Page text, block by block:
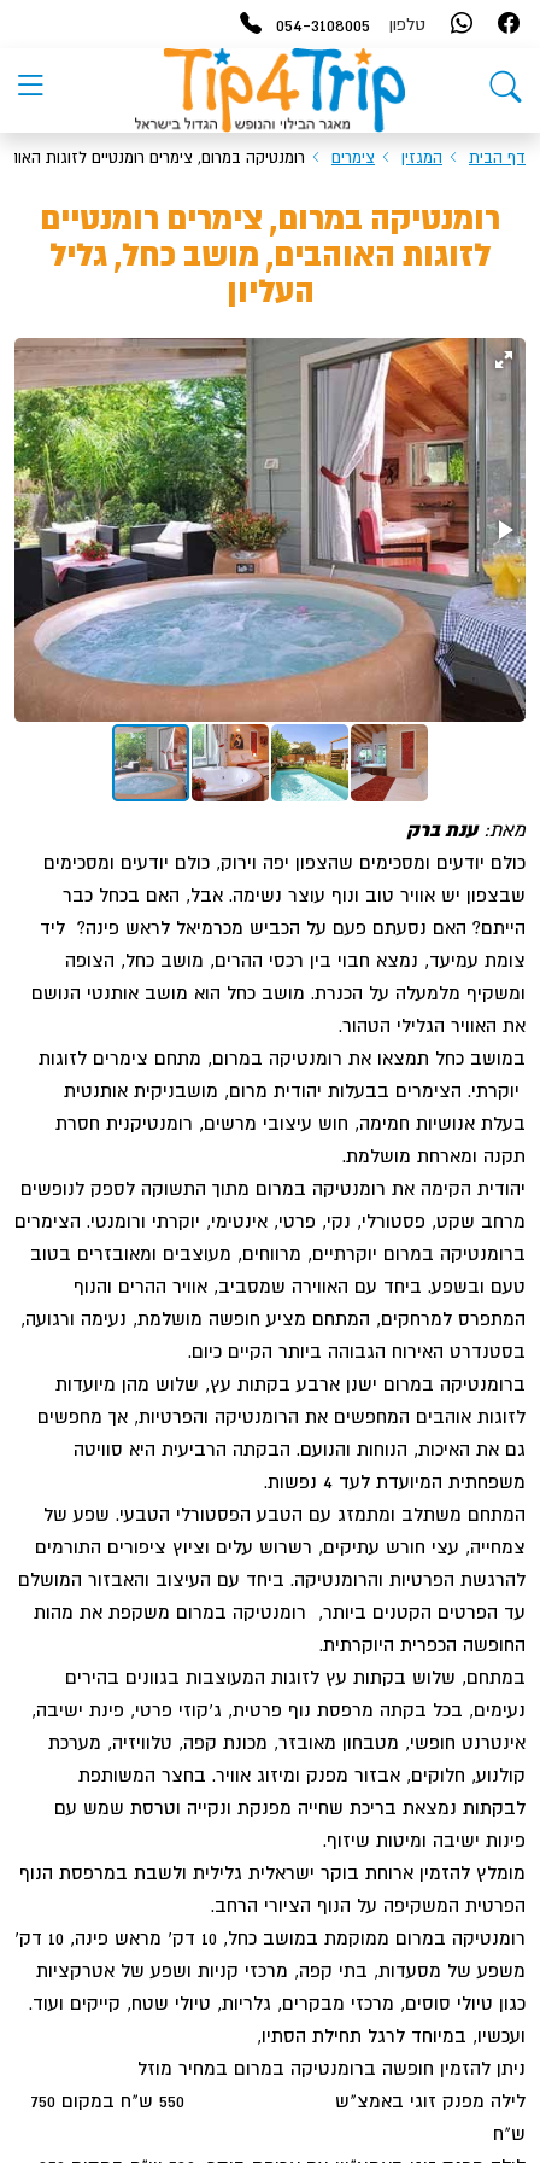
טלפון 054-3108005
דף הבית המגזין צימרים רומנטיקה במרום, צימרים רומנטיים לזוגות
רומנטיקה במרום, צימרים רומנטיים
לזוגות האוהבים, מושב כחל, גליל
העליון
מאת:ענת ברק
כולם יודעים ומסכימים שהצפון יפה וירוק, כולם יודעים ומסכימים
שבצפון יש אוויר טוב ונוף עוצר נשימה. אבל, האם בכחל כבר
הייתם? האם נסעתם פעם על הכביש מכרמיאל לראש פינה? ליד
צומת עמיעד, נמצא חבוי בין רכסי ההרים, מושב כחל, הצופה
ומשקיף מלמעלה על הכנרת. מושב כחל הוא מושב אותנטי הנושם
את האוויר הגלילי הטהור.
במושב כחל תמצאו את רומנטיקה במרום, מתחם צימרים לזוגות
יוקרתי. הצימרים בבעלות יהודית מרום, מושבניקית אותנטית
בעלת אנושיות חמימה, חוש עיצובי מרשים, רומנטיקנית חסרת
תקנה ומארחת מושלמת.
יהודית הקימה את רומנטיקה במרום מתוך התשוקה לספק לנופשים
מרחב שקט, פסטורלי, נקי, פרטי, אינטימי, יוקרתי ורומנטי. הצימרים
ברומנטיקה במרום יוקרתיים, מרווחים, מעוצבים ומאובזרים בטוב
טעם ובשפע. ביחד עם האווירה שמסביב, אוויר ההרים והנוף
המתפרס למרחקים, המתחם מציע חופשה מושלמת, נעימה ורגועה,
בסטנדרט האירוח הגבוהה ביותר הקיים כיום.
ברומנטיקה במרום ישנן ארבע בקתות עץ, שלוש מהן מיועדות
לזוגות אוהבים המחפשים את הרומנטיקה והפרטיות, אך מחפשים
גם את האיכות, הנוחות והנועם. הבקתה הרביעית היא סוויטה
משפחתית המיועדת לעד 4 נפשות.
המתחם משתלב ומתמזג עם הטבע הפסטורלי הטבעי. שפע של
צמחייה, עצי חורש עתיקים, רשרוש עלים וציוץ ציפורים התורמים
להרגשת הפרטיות והרומנטיקה. ביחד עם העיצוב והאבזור המושלם
עד הפרטים הקטנים ביותר, רומנטיקה במרום משקפת את מהות
החופשה הכפרית היוקרתית.
במתחם, שלוש בקתות עץ לזוגות המעוצבות בגוונים בהירים
נעימים, בכל בקתה מרפסת נוף פרטית, ג'קוזי פרטי, פינת ישיבה,
אינטרנט חופשי, מטבחון מאובזר, מכונת קפה, טלוויזיה, מערכת
קולנוע, חלוקים, אבזור מפנק ומיזוג אוויר. בחצר המשותפת
לבקתות נמצאת בריכת שחייה מפנקת ונקייה וטרסת שמש עם
פינות ישיבה ומיטות שיזוף.
מומלץ להזמין ארוחת בוקר ישראלית גלילית ולשבת במרפסת הנוף
הפרטית המשקיפה על הנוף הציורי הרחב.
רומנטיקה במרום ממוקמת במושב כחל, 10 דק' מראש פינה, 10 דק'
משפע של מסעדות, בתי קפה, מרכזי קניות ושפע של אטרקציות
כגון טיולי סוסים, מרכזי מבקרים, גלריות, טיולי שטח, קייקים ועוד.
ועכשיו, במיוחד לרגל תחילת הסתיו,
ניתן להזמין חופשה ברומנטיקה במרום במחיר מוזל
לילה מפנק זוגי באמצ"ש 550 ש"ח במקום 750
ש"ח